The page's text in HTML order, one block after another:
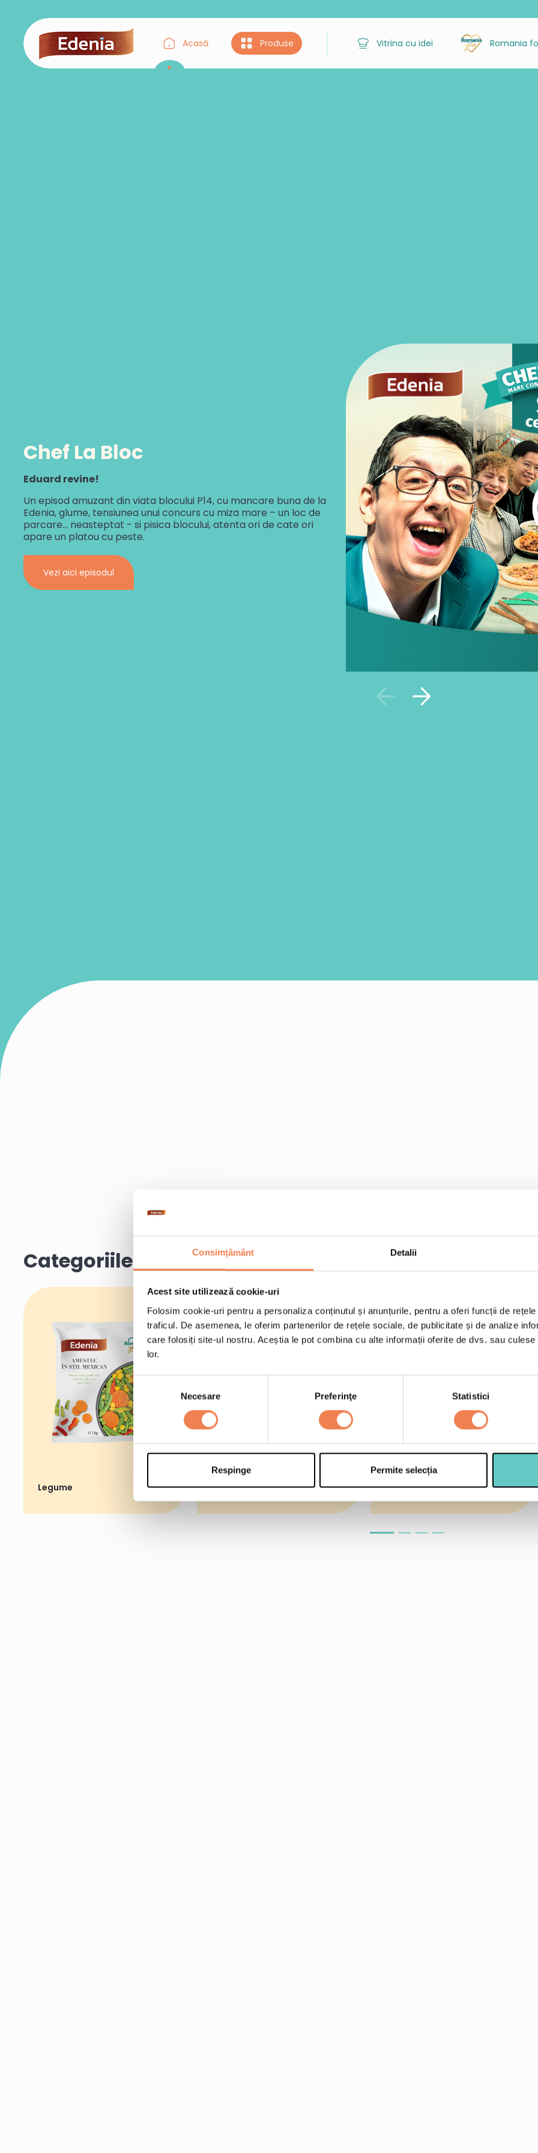
Consimțământ Detalii
Acest site utilizează cookie-uri
Folosim cookie-uri pentru a personaliza conținutul și anunțurile, pentru a oferi funcții de
traficul. De asemenea, le oferim partenerilor de rețele sociale, de publicitate și de analize
care folosiți site-ul nostru. Aceștia le pot combina cu alte informații oferite de dvs. sau
lor.
Selecția
consimțământului
Necesare Preferinţe Statistici
Respinge Permite selecția
Acasă Produse Vitrina cu idei Romania
Chef La Bloc
Eduard revine!
Un episod amuzant din viata blocului P14, cu mancare buna de la
Edenia, glume, tensiunea unui concurs cu miza mare – un loc de
parcare... neasteptat - si pisica blocului, atenta ori de cate ori
apare un platou cu peste.
Vezi aici episodul
Categoriile Edenia
Legume Fructe Smoothies